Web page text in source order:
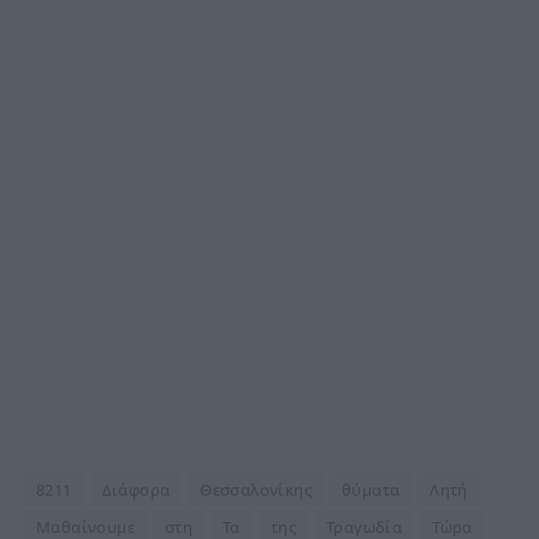
8211 Διάφορα Θεσσαλονίκης θύματα
Λητή
Μαθαίνουμε
στη Τα της Τραγωδία Τώρα